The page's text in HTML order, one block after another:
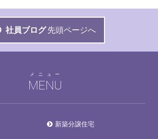
社員ブログ 先頭ページへ
MENU
メニュー
新築分譲住宅